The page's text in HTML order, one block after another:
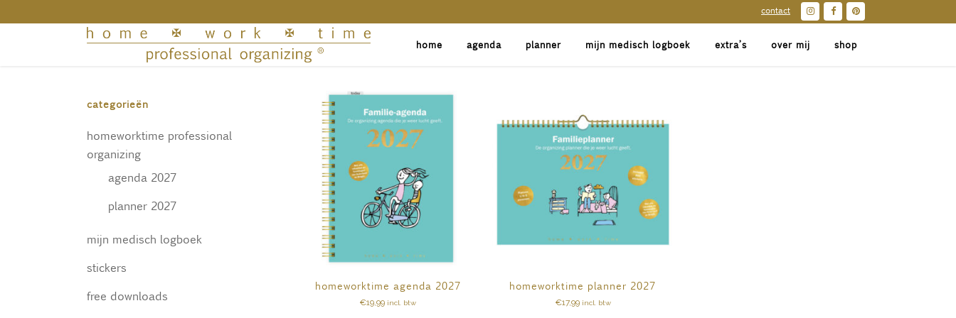
contact
home agenda planner mijn medisch logboek extra’s over mij shop
categorieën
homeworktime professional
organizing
agenda 2027
planner 2027
mijn medisch logboek
stickers
free downloads
homeworktime agenda 2027
€19,99 incl. btw
homeworktime planner 2027
€17,99 incl. btw